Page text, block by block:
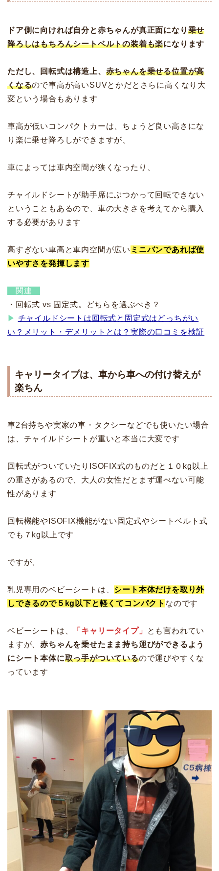
ドア側に向ければ自分と赤ちゃんが真正面になり 乗せ
降ろしはもちろんシートベルトの装着も楽になります
ただし、回転式は構造上、 赤ちゃんを乗せる位置が高
くなるので車高が高いSUVとかだとさらに高くなり大
変という場合もあります
車高が低いコンパクトカーは、ちょうど良い高さにな
り楽に乗せ降ろしができますが、
車によっては車内空間が狭くなったり、
チャイルドシートが助手席にぶつかって回転できない
ということもあるので、車の大きさを考えてから購入
する必要があります
高すぎない車高と車内空間が広い ミニバンであれば使
いやすさを発揮します
関連
・回転式 vs 固定式。どちらを選ぶべき？
▶ チャイルドシートは回転式と固定式はどっちがい
い？メリット・デメリットとは？実際の口コミを検証
キャリータイプは、車から車への付け替えが
楽ちん
車2台持ちや実家の車・タクシーなどでも使いたい場合
は、チャイルドシートが重いと本当に大変です
回転式がついていたりISOFIX式のものだと１０kg以上
の重さがあるので、大人の女性だとまず運べない可能
性があります
回転機能やISOFIX機能がない固定式やシートベルト式
でも７kg以上です
ですが、
乳児専用のベビーシートは、 シート本体だけを取り外
しできるので５kg以下と軽くてコンパクト なのです
ベビーシートは、 「キャリータイプ」
とも言われてい
ますが、赤ちゃんを乗せたまま持ち運びができるよう
にシート本体に取っ手がついているので運びやすくな
っています